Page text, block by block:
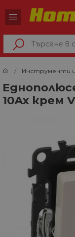
Инструменти
10Ах крем